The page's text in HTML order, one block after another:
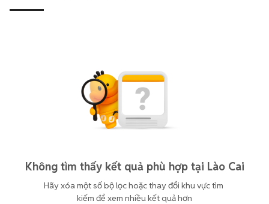
Không tìm thấy kết quả phù hợp tại Lào Cai
Hãy xóa một số bộ lọc hoặc thay đổi khu vực tìm
kiếm để xem nhiều kết quả hơn